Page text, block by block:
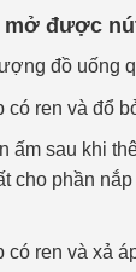
mở được
đồ uống
có ren và đổ
ấm sau khi
cho phần
có ren và xả